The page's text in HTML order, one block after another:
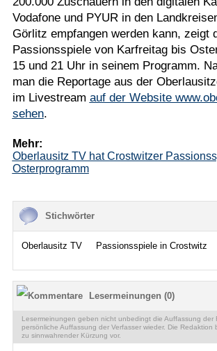
Vodafone und PYUR in den
Görlitz empfangen werden kann, zeigt
Passionsspiele von Karfreitag bis
15 und 21 Uhr in seinem Programm.
man die Reportage aus der
im Livestream auf der Website
sehen.
Mehr:
Oberlausitz TV hat Crostwitzer
Osterprogramm
Stichwörter
Oberlausitz TV Passionsspiele in Crostwitz
Lesermeinungen (0)
Lesermeinungen geben nicht unbedingt die Auffassung der
persönliche Auffassung der Verfasser wieder. Die Redaktion
zu sinnwahrender Kürzung vor.